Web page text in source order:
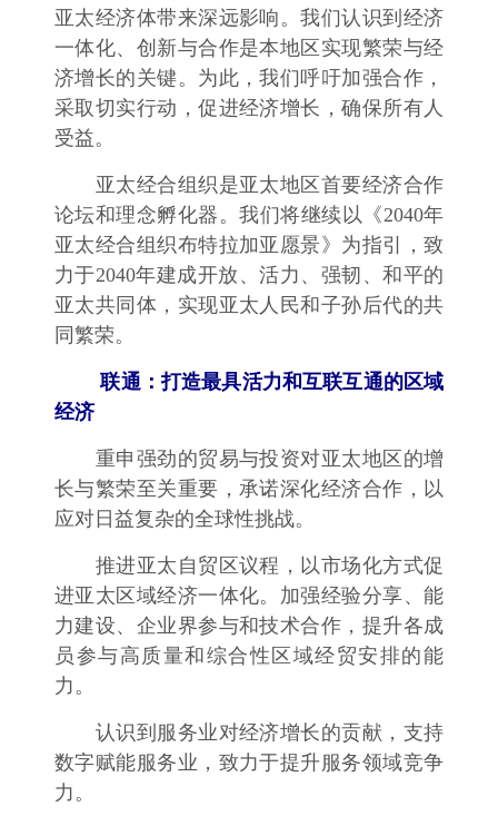
亚太经济体带来深远影响。我们认识到经济
一体化、创新与合作是本地区实现繁荣与经
济增长的关键。为此，我们呼吁加强合作，
采取切实行动，促进经济增长，确保所有人
受益。
亚太经合组织是亚太地区首要经济合作
论坛和理念孵化器。我们将继续以《2040年
亚太经合组织布特拉加亚愿景》为指引，致
力于2040年建成开放、活力、强韧、和平的
亚太共同体，实现亚太人民和子孙后代的共
同繁荣。
联通：打造最具活力和互联互通的区域
经济
重申强劲的贸易与投资对亚太地区的增
长与繁荣至关重要，承诺深化经济合作，以
应对日益复杂的全球性挑战。
推进亚太自贸区议程，以市场化方式促
进亚太区域经济一体化。加强经验分享、能
力建设、企业界参与和技术合作，提升各成
员参与高质量和综合性区域经贸安排的能
力。
认识到服务业对经济增长的贡献，支持
数字赋能服务业，致力于提升服务领域竞争
力。